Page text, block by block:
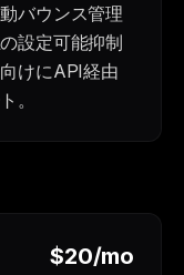
バウンス管理
設定可能抑制
けにAPI経由
。
$20/mo